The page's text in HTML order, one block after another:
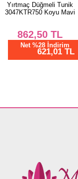
Gold Aksesuarlı Dabıl Takım
2804SL432 Bordo
2.625,02TL
Net %76 İndirim
630,01 TL